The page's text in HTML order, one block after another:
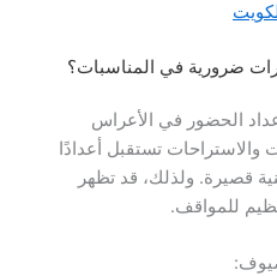
ضرورية في المناسبات؟
الحضور في الأعراس
والاستراحات تستقبل أعدادًا
قصيرة. ولذلك، قد تظهر
للمواقف.